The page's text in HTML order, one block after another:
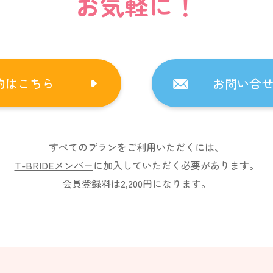
はこちら お問い合
すべてのプランをご利用いただくには、
T-BRIDEメンバーに加入していただく必要があります。
会員登録料は2,200円になります。